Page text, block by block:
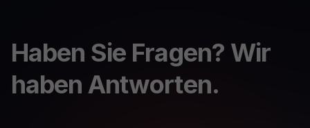
Haben Sie Fragen? Wir
haben Antworten.